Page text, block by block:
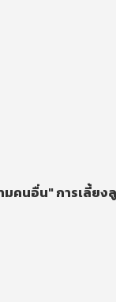
มคนอื่น" การเลี้ยง